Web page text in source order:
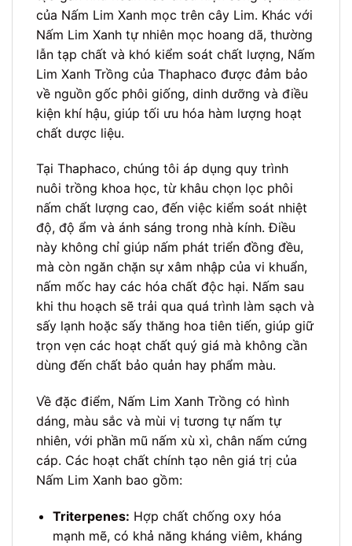
của Nấm Lim Xanh mọc trên cây Lim. Khác với
Nấm Lim Xanh tự nhiên mọc hoang dã, thường
lẫn tạp chất và khó kiểm soát chất lượng, Nấm
Lim Xanh Trồng của Thaphaco được đảm bảo
về nguồn gốc phôi giống, dinh dưỡng và điều
kiện khí hậu, giúp tối ưu hóa hàm lượng hoạt
chất dược liệu.
Tại Thaphaco, chúng tôi áp dụng quy trình
nuôi trồng khoa học, từ khâu chọn lọc phôi
nấm chất lượng cao, đến việc kiểm soát nhiệt
độ, độ ẩm và ánh sáng trong nhà kính. Điều
này không chỉ giúp nấm phát triển đồng đều,
mà còn ngăn chặn sự xâm nhập của vi khuẩn,
nấm mốc hay các hóa chất độc hại. Nấm sau
khi thu hoạch sẽ trải qua quá trình làm sạch và
sấy lạnh hoặc sấy thăng hoa tiên tiến, giúp giữ
trọn vẹn các hoạt chất quý giá mà không cần
dùng đến chất bảo quản hay phẩm màu.
Về đặc điểm, Nấm Lim Xanh Trồng có hình
dáng, màu sắc và mùi vị tương tự nấm tự
nhiên, với phần mũ nấm xù xì, chân nấm cứng
cáp. Các hoạt chất chính tạo nên giá trị của
Nấm Lim Xanh bao gồm:
Triterpenes: Hợp chất chống oxy hóa
mạnh mẽ, có khả năng kháng viêm, kháng